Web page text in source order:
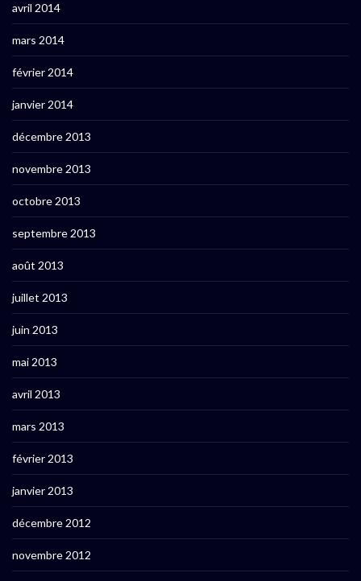
avril 2014
mars 2014
février 2014
janvier 2014
décembre 2013
novembre 2013
octobre 2013
septembre 2013
août 2013
juillet 2013
juin 2013
mai 2013
avril 2013
mars 2013
février 2013
janvier 2013
décembre 2012
novembre 2012